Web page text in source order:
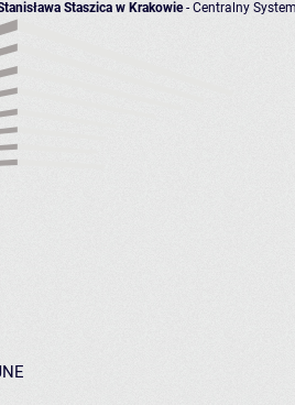
Staszica w Krakowie- Centralny